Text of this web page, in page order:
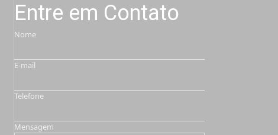
Entre em Contato
Nome
E-mail
Telefone
Mensagem